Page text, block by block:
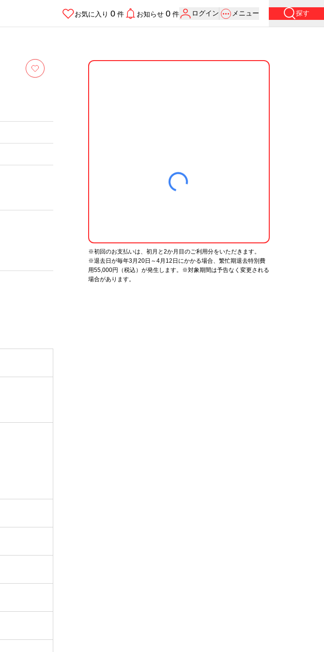
お気に入り 0 件 お知らせ 0 件 ログイン メニュー 探す
※初回のお支払いは、初月と2か月目のご利用分をいただきます。
※退去日が毎年3月20日～4月12日にかかる場合、繁忙期退去特別費
用55,000円（税込）が発生します。※対象期間は予告なく変更される
場合があります。